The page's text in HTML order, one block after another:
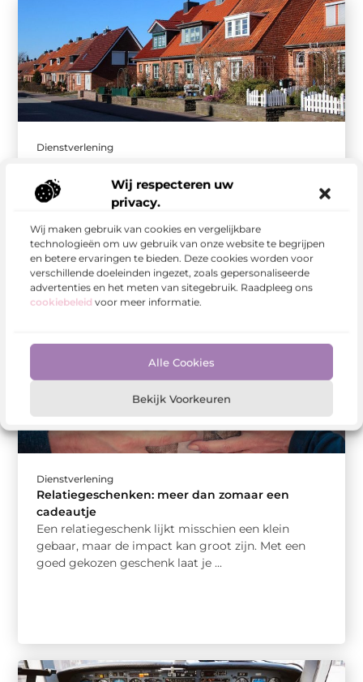
Wij respecteren uw
privacy.
Wij maken gebruik van cookies en vergelijkbare
technologieën om uw gebruik van onze website te begrijpen
en betere ervaringen te bieden. Deze cookies worden voor
verschillende doeleinden ingezet, zoals gepersonaliseerde
advertenties en het meten van sitegebruik. Raadpleeg ons
cookiebeleid voor meer informatie.
Alle Cookies
Bekijk Voorkeuren
Dienstverlening
met die mooie buik
Verhuizen staat sowieso al in de top drie van
meest stressvolle momenten in een mensenleven.
Als je daar gierende hormonen, ...
Dienstverlening
Relatiegeschenken: meer dan zomaar een
cadeautje
Een relatiegeschenk lijkt misschien een klein
gebaar, maar de impact kan groot zijn. Met een
goed gekozen geschenk laat je ...